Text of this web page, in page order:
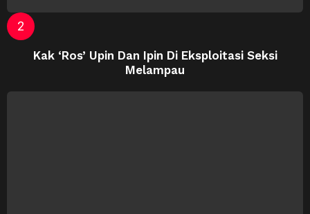
Kak ‘Ros’ Upin Dan Ipin Di Eksploitasi Seksi
Melampau